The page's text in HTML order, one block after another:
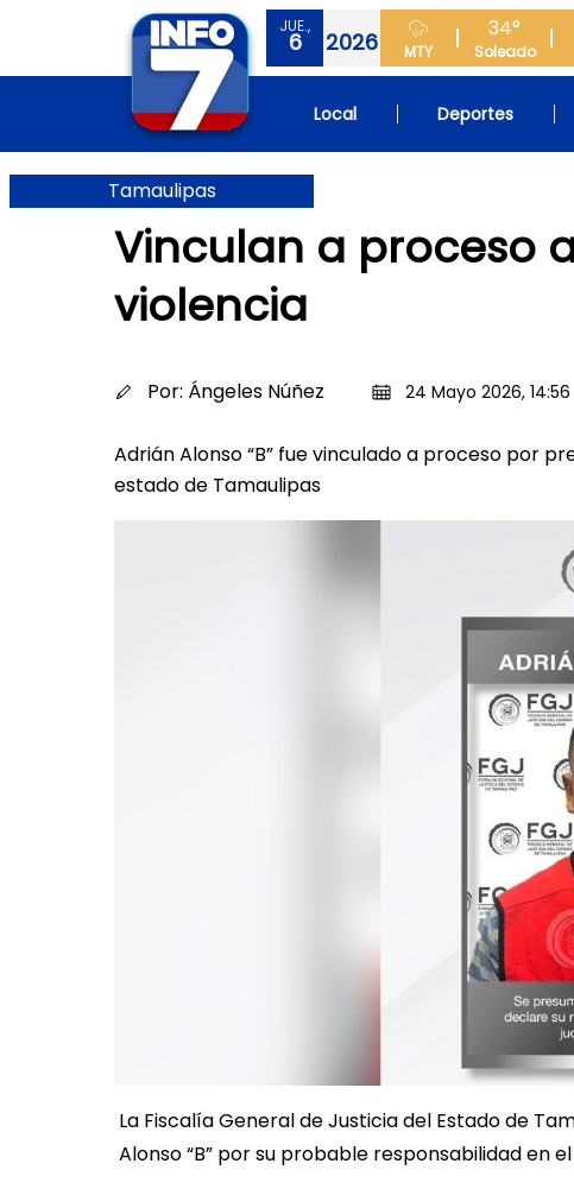
JUE.,
6 2026 MTY
34°
Soleado
Local Deportes
Tamaulipas
Vinculan a proceso
violencia
Por: Ángeles Núñez 24 Mayo 2026, 14:56
Adrián Alonso “B” fue vinculado a proceso por
estado de Tamaulipas
La Fiscalía General de Justicia del Estado de
Alonso “B” por su probable responsabilidad en